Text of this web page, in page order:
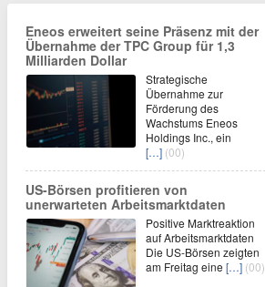
Eneos erweitert seine Präsenz mit der
Übernahme der TPC Group für 1,3
Milliarden Dollar
Strategische
Übernahme zur
Förderung des
Wachstums Eneos
Holdings Inc., ein
[…] (00)
US-Börsen profitieren von
unerwarteten Arbeitsmarktdaten
Positive Marktreaktion
auf Arbeitsmarktdaten
Die US-Börsen zeigten
am Freitag eine […] (00)